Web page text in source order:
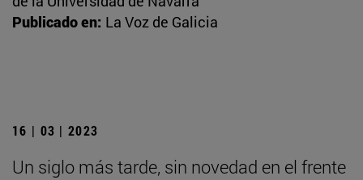
Publicado en: La Voz de Galicia
16 | 03 | 2023
Un siglo más tarde, sin novedad en el frente